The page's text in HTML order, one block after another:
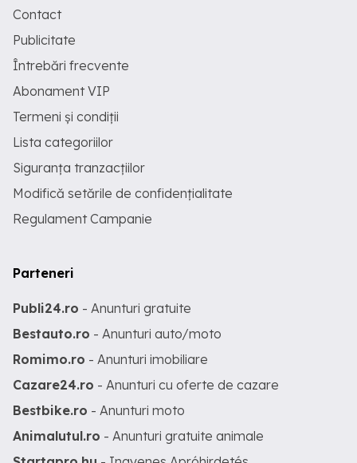
Contact
Publicitate
Întrebări frecvente
Abonament VIP
Termeni și condiții
Lista categoriilor
Siguranța tranzacțiilor
Modifică setările de confidențialitate
Regulament Campanie
Parteneri
Publi24.ro - Anunturi gratuite
Bestauto.ro - Anunturi auto/moto
Romimo.ro - Anunturi imobiliare
Cazare24.ro - Anunturi cu oferte de cazare
Bestbike.ro - Anunturi moto
Animalutul.ro - Anunturi gratuite animale